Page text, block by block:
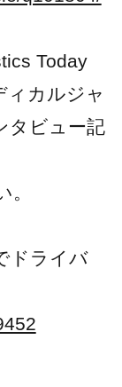
Today
ィカルジャ
タビュー記
ドライバ